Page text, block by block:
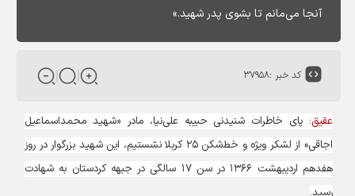
آنجا می‌مانم تا بشوی پدر شهید.»
کد خبر :۳۷۹۵۸
عقیق: پای خاطرات شنیدنی حبیبه علی‌نیا، مادر «شهید محمداسماعیل
اجاقی» از لشکر ویژه و خط‌شکن ۲۵ کربلا نشستیم، این شهید بزرگوار در روز
هفدهم اردیبهشت ۱۳۶۶ در سن ۱۷ سالگی در جبهه کردستان به شهادت